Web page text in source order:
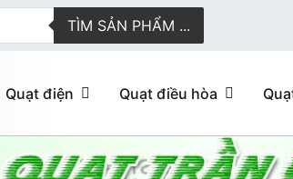
TÌM SẢN PHẨM ...
tuyến giao hàng nhanh
hòa, quạt trần đèn trang trí, đèn trang
Quạt điện Quạt điều hòa